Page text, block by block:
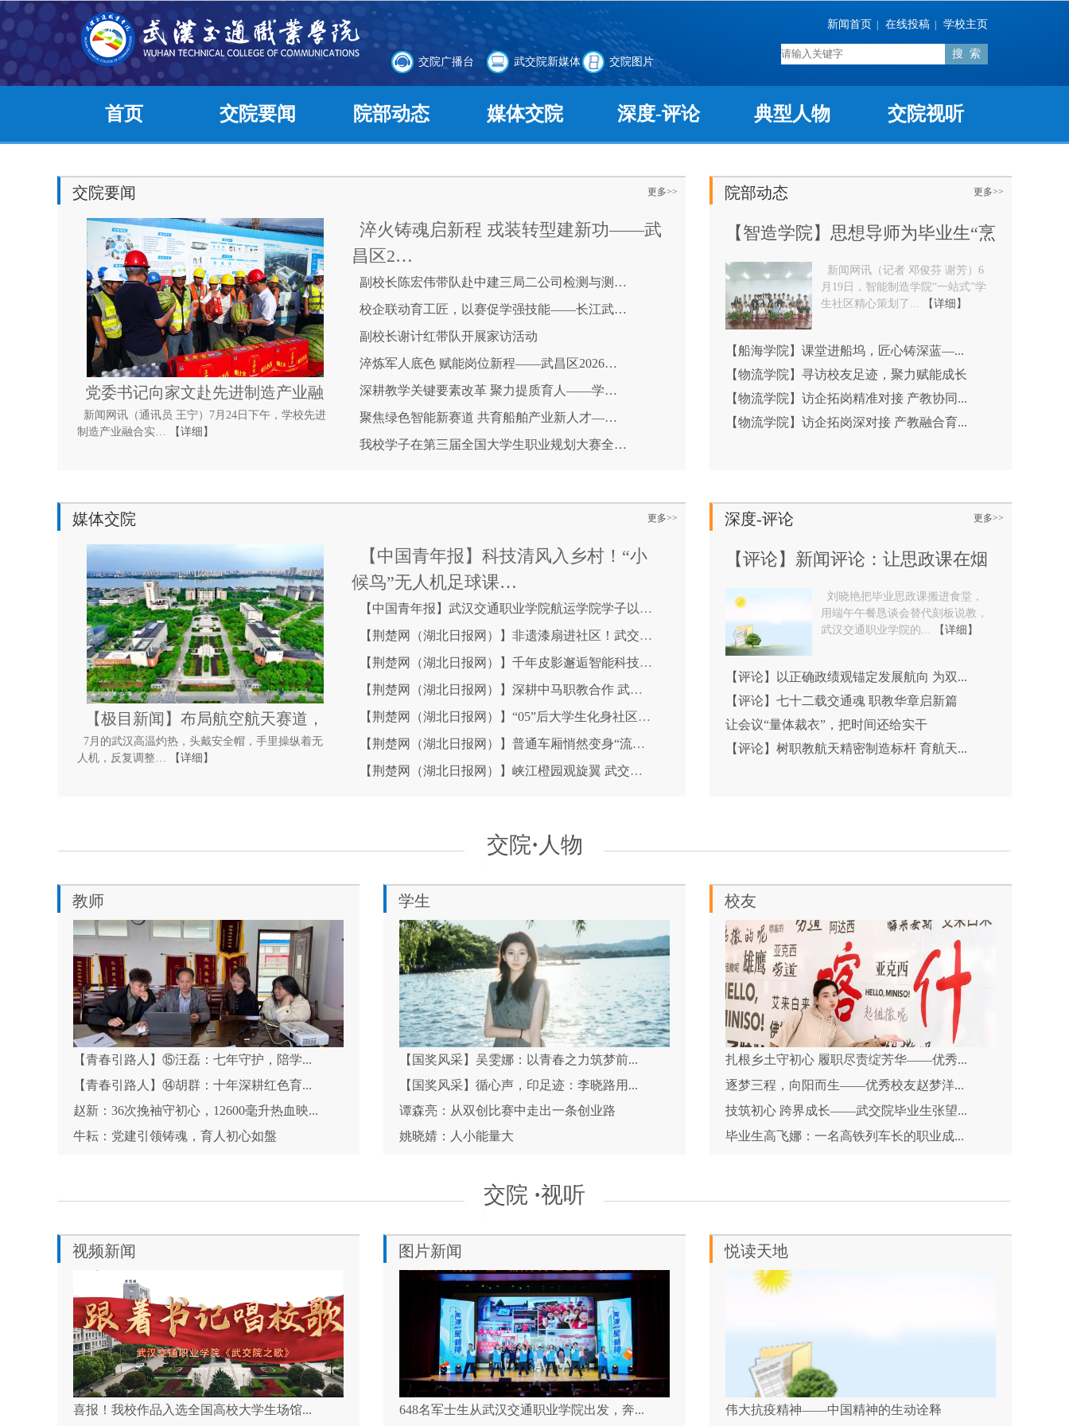
交院广播台 武交院新媒体 交院图片
新闻首页 在线投稿 学校主页
首页 交院要闻 院部动态 媒体交院 深度-评论 典型人物 交院视听
交院要闻 更多>>
党委书记向家文赴先进制造产业融
合实训基地…
新闻网讯（通讯员 王宁）7月24日下午，学校先进
制造产业融合实…
【详细】
淬火铸魂启新程 戎装转型建新功——武
昌区2…
副校长陈宏伟带队赴中建三局二公司检测与测…
校企联动育工匠，以赛促学强技能——长江武…
副校长谢计红带队开展家访活动
淬炼军人底色 赋能岗位新程——武昌区2026…
深耕教学关键要素改革 聚力提质育人——学…
聚焦绿色智能新赛道 共育船舶产业新人才—…
我校学子在第三届全国大学生职业规划大赛全…
院部动态 更多>>
【智造学院】思想导师为毕业生“烹
制”...
新闻网讯（记者 邓俊芬 谢芳）6
月19日，智能制造学院“一站式”学
生社区精心策划了...
【详细】
【船海学院】课堂进船坞，匠心铸深蓝—...
【物流学院】寻访校友足迹，聚力赋能成长
【物流学院】访企拓岗精准对接 产教协同...
【物流学院】访企拓岗深对接 产教融合育...
媒体交院 更多>>
【极目新闻】布局航空航天赛道，
这所高职凭什么？
7月的武汉高温灼热，头戴安全帽，手里操纵着无
人机，反复调整…
【详细】
【中国青年报】科技清风入乡村！“小
候鸟”无人机足球课…
【中国青年报】武汉交通职业学院航运学院学子以武术非遗…
【荆楚网（湖北日报网）】非遗漆扇进社区！武交职实践队为托管班孩…
【荆楚网（湖北日报网）】千年皮影邂逅智能科技 孩童动手 AI 创编…
【荆楚网（湖北日报网）】深耕中马职教合作 武汉交通职院志愿者用…
【荆楚网（湖北日报网）】“05”后大学生化身社区暑假托管班“主理…
【荆楚网（湖北日报网）】普通车厢悄然变身“流动非遗工坊”
【荆楚网（湖北日报网）】峡江橙园观旋翼 武交院青年学子调研低空…
深度-评论 更多>>
【评论】新闻评论：让思政课在烟
火气中...
刘晓艳把毕业思政课搬进食堂，
用端午午餐恳谈会替代刻板说教，
武汉交通职业学院的...
【详细】
【评论】以正确政绩观锚定发展航向 为双...
【评论】七十二载交通魂 职教华章启新篇
让会议“量体裁衣”，把时间还给实干
【评论】树职教航天精密制造标杆 育航天...
交院· 人物
教师
灯火引前路 师心伴逐梦——职业导师朱建...
【青春引路人】⑮汪磊：七年守护，陪学...
【青春引路人】⑭胡群：十年深耕红色育...
赵新：36次挽袖守初心，12600毫升热血映...
牛耘：党建引领铸魂，育人初心如盤
学生
吴雯娜：以青春之力筑梦前行，在多元赛...
【国奖风采】吴雯娜：以青春之力筑梦前...
【国奖风采】循心声，印足迹：李晓路用...
谭森亮：从双创比赛中走出一条创业路
姚晓婧：人小能量大
校友
跨越千里的求学誓言，只为在故乡泥土中...
扎根乡土守初心 履职尽责绽芳华——优秀...
逐梦三程，向阳而生——优秀校友赵梦洋...
技筑初心 跨界成长——武交院毕业生张望...
毕业生高飞娜：一名高铁列车长的职业成...
交院 ·视听
视频新闻
【长江日报】这支校歌从连心湖上的“致...
喜报！我校作品入选全国高校大学生场馆...
图片新闻
联结青春力量 我校志愿宣讲团与全国高校...
648名军士生从武汉交通职业学院出发，奔...
悦读天地
“不要忘记你的母亲是为国而牺牲的”
伟大抗疫精神——中国精神的生动诠释